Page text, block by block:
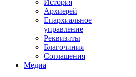
История
Архиерей
Епархиальное
управление
Реквизиты
Благочиния
Соглашения
Медиа